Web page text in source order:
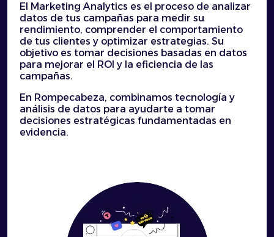
El Marketing Analytics es el proceso de analizar
datos de tus campañas para medir su
rendimiento, comprender el comportamiento
de tus clientes y optimizar estrategias. Su
objetivo es tomar decisiones basadas en datos
para mejorar el ROI y la eficiencia de las
campañas.
En Rompecabeza, combinamos tecnología y
análisis de datos para ayudarte a tomar
decisiones estratégicas fundamentadas en
evidencia.